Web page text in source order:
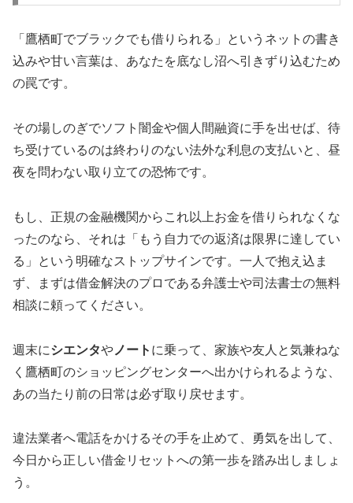
「鷹栖町でブラックでも借りられる」というネットの書き
込みや甘い言葉は、あなたを底なし沼へ引きずり込むため
の罠です。
その場しのぎでソフト闇金や個人間融資に手を出せば、待
ち受けているのは終わりのない法外な利息の支払いと、昼
夜を問わない取り立ての恐怖です。
もし、正規の金融機関からこれ以上お金を借りられなくな
ったのなら、それは「もう自力での返済は限界に達してい
る」という明確なストップサインです。一人で抱え込ま
ず、まずは借金解決のプロである弁護士や司法書士の無料
相談に頼ってください。
週末にシエンタや ノート に乗って、家族や友人と気兼ねな
く鷹栖町のショッピングセンターへ出かけられるような、
あの当たり前の日常は必ず取り戻せます。
違法業者へ電話をかけるその手を止めて、勇気を出して、
今日から正しい借金リセットへの第一歩を踏み出しましょ
う。